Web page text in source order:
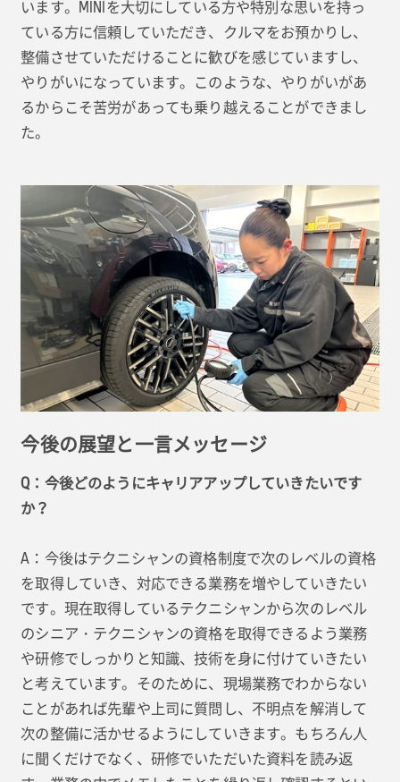
います。MINIを大切にしている方や特別な思いを持っ
ている方に信頼していただき、クルマをお預かりし、
整備させていただけることに歓びを感じていますし、
やりがいになっています。このような、やりがいがあ
るからこそ苦労があっても乗り越えることができまし
た。
今後の展望と一言メッセージ
Q：今後どのようにキャリアアップしていきたいです
か？
A：今後はテクニシャンの資格制度で次のレベルの資格
を取得していき、対応できる業務を増やしていきたい
です。現在取得しているテクニシャンから次のレベル
のシニア・テクニシャンの資格を取得できるよう業務
や研修でしっかりと知識、技術を身に付けていきたい
と考えています。そのために、現場業務でわからない
ことがあれば先輩や上司に質問し、不明点を解消して
次の整備に活かせるようにしていきます。もちろん人
に聞くだけでなく、研修でいただいた資料を読み返